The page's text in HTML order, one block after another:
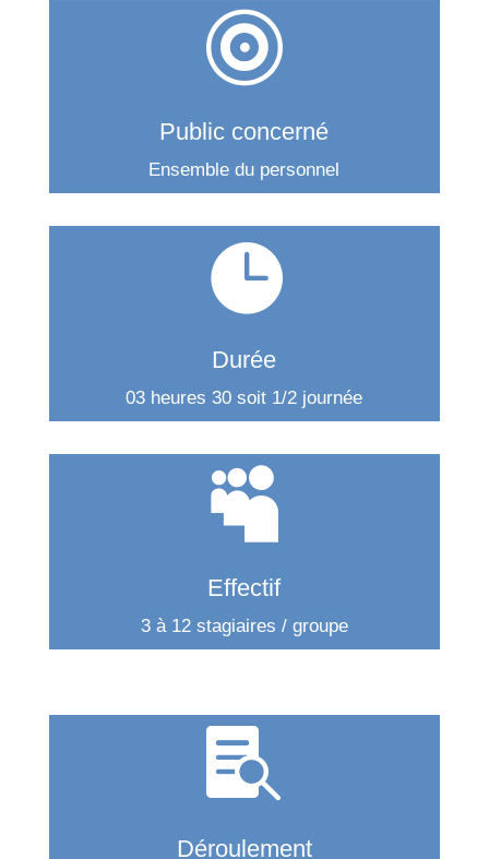

Public concerné
Ensemble du personnel

Durée
03 heures 30 soit 1/2 journée

Effectif
3 à 12 stagiaires / groupe

Déroulement